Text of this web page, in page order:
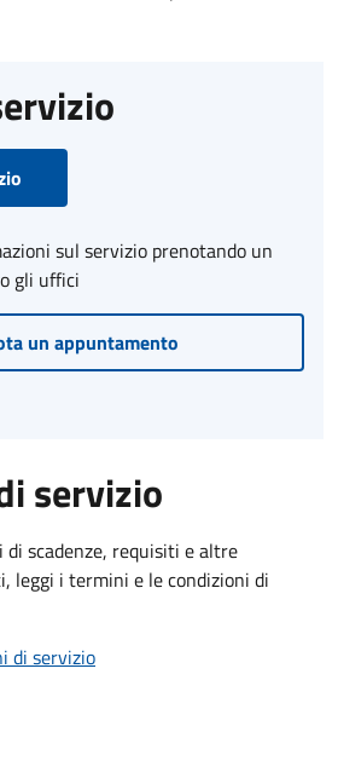
sul servizio prenotando un
gli uffici
un appuntamento
servizio
di scadenze, requisiti e altre
leggi i termini e le condizioni di
di servizio